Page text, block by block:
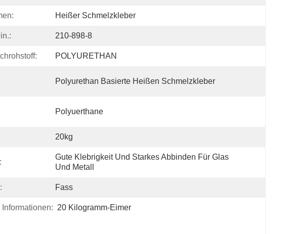
Heißer Schmelzkleber
210-898-8
POLYURETHAN
Polyurethan Basierte Heißen Schmelzkleber
Polyuerthane
20kg
Gute Klebrigkeit Und Starkes Abbinden Für Glas
Und Metall
Fass
20 Kilogramm-Eimer